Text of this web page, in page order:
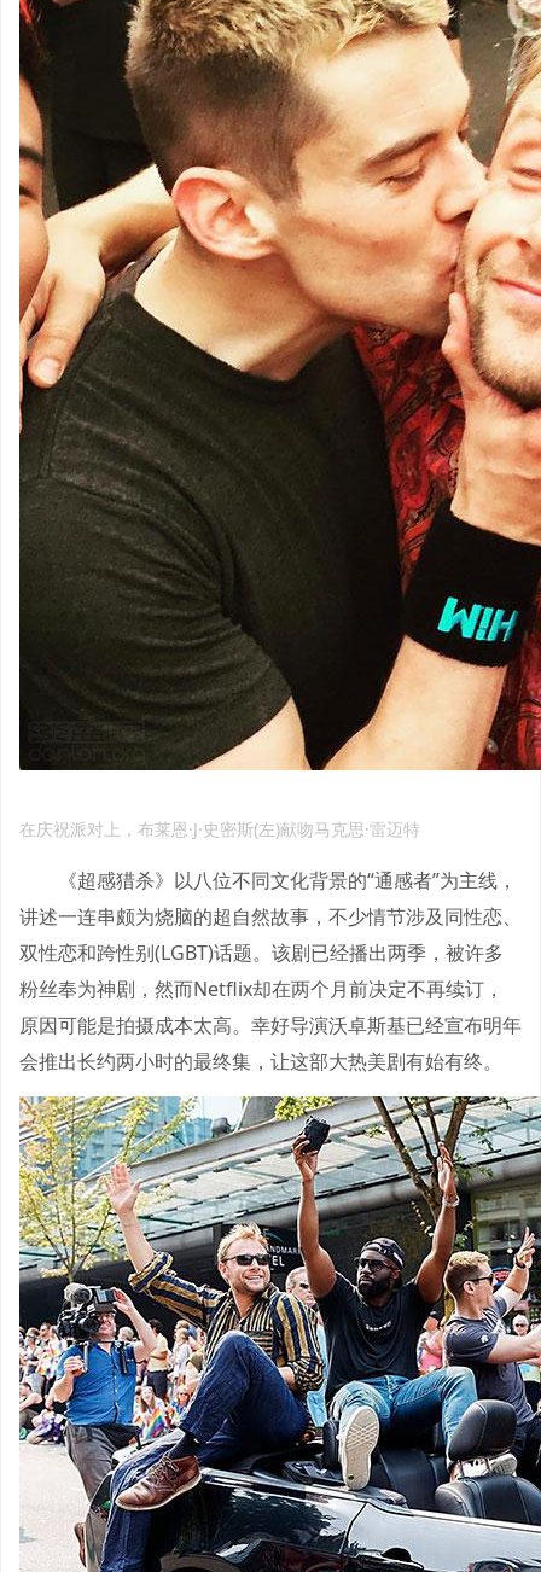
在庆祝派对上，布莱恩·J·史密斯(左)献吻马克思·雷迈特
《超感猎杀》以八位不同文化背景的“通感者”为主线，
讲述一连串颇为烧脑的超自然故事，不少情节涉及同性恋、
双性恋和跨性别(LGBT)话题。该剧已经播出两季，被许多
粉丝奉为神剧，然而Netflix却在两个月前决定不再续订，
原因可能是拍摄成本太高。幸好导演沃卓斯基已经宣布明年
会推出长约两小时的最终集，让这部大热美剧有始有终。